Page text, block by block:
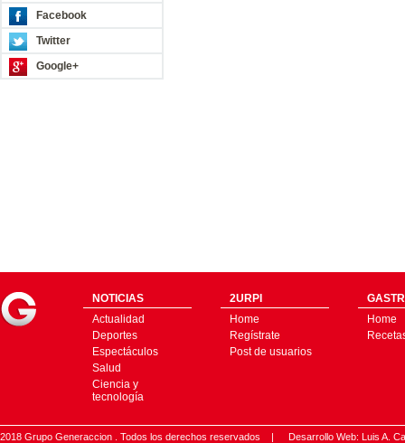
Facebook
Twitter
Google+
NOTICIAS
Actualidad
Deportes
Espectáculos
Salud
Ciencia y
tecnología
2URPI
Home
Regístrate
Post de usuarios
Home
2018 Grupo Generaccion . Todos los derechos reservados | Desarrollo Web: Luis